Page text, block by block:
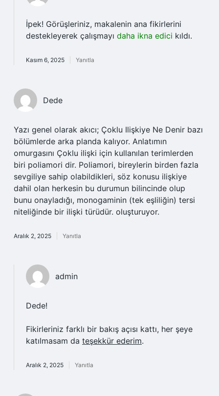
İpek! Görüşleriniz, makalenin ana fikirlerini
destekleyerek çalışmayı daha ikna edici kıldı.
Kasım 6, 2025 Yanıtla
Dede
Yazı genel olarak akıcı; Çoklu Ilişkiye Ne Denir bazı
bölümlerde arka planda kalıyor. Anlatımın
omurgasını Çoklu ilişki için kullanılan terimlerden
biri poliamori dir. Poliamori, bireylerin birden fazla
sevgiliye sahip olabildikleri, söz konusu ilişkiye
dahil olan herkesin bu durumun bilincinde olup
bunu onayladığı, monogaminin (tek eşliliğin) tersi
niteliğinde bir ilişki türüdür. oluşturuyor.
Aralık 2, 2025 Yanıtla
admin
Dede!
Fikirleriniz farklı bir bakış açısı kattı, her şeye
katılmasam da teşekkür ederim.
Aralık 2, 2025 Yanıtla